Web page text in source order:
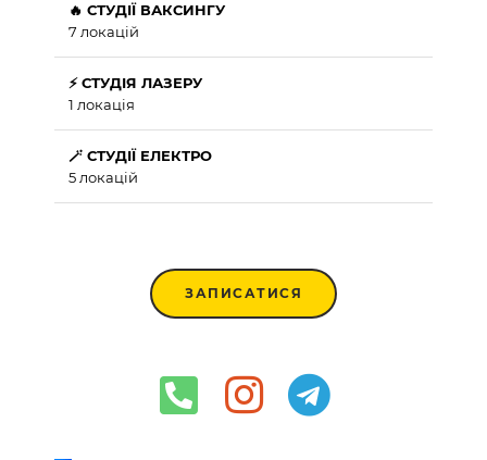
🔥 СТУДІЇ ВАКСИНГУ
7 локацій
⚡ СТУДІЯ ЛАЗЕРУ
1 локація
🪄 СТУДІЇ ЕЛЕКТРО
5 локацій
ЗАПИСАТИСЯ